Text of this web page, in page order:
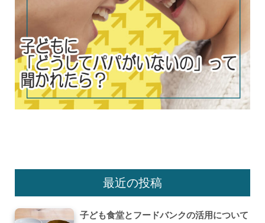
最近の投稿
子ども食堂とフードバンクの活用について